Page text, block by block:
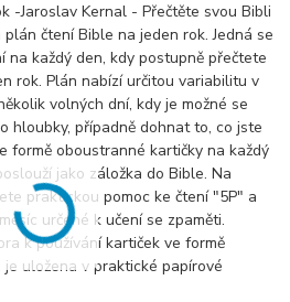
-Jaroslav Kernal - Přečtěte svou Bibli
čtení Bible na jeden rok. Jedná se
na každý den, kdy postupně přečtete
rok. Plán nabízí určitou variabilitu v
volných dní, kdy je možné se
hloubky, případně dohnat to, co jste
formě oboustranné kartičky na každý
jako záložka do Bible. Na
praktickou pomoc ke čtení "5P" a
určené k učení se zpaměti.
k používání kartiček ve formě
uložena v praktické papírové